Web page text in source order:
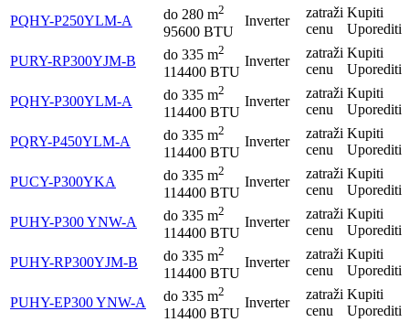
PQHY-P250YLM-A do 280 m2
95600 BTU
Inverter
zatraži
cenu
Kupiti
Uporediti
PURY-RP300YJM-B do 335 m2
114400 BTU
Inverter
zatraži
cenu
Kupiti
Uporediti
PQHY-P300YLM-A do 335 m2
114400 BTU
Inverter
zatraži
cenu
Kupiti
Uporediti
PQRY-P450YLM-A do 335 m2
114400 BTU
Inverter
zatraži
cenu
Kupiti
Uporediti
PUCY-P300YKA do 335 m2
114400 BTU
Inverter
zatraži
cenu
Kupiti
Uporediti
PUHY-P300 YNW-A do 335 m2
114400 BTU
Inverter
zatraži
cenu
Kupiti
Uporediti
PUHY-RP300YJM-B do 335 m2
114400 BTU
Inverter
zatraži
cenu
Kupiti
Uporediti
PUHY-EP300 YNW-A do 335 m2
114400 BTU
Inverter
zatraži
cenu
Kupiti
Uporediti